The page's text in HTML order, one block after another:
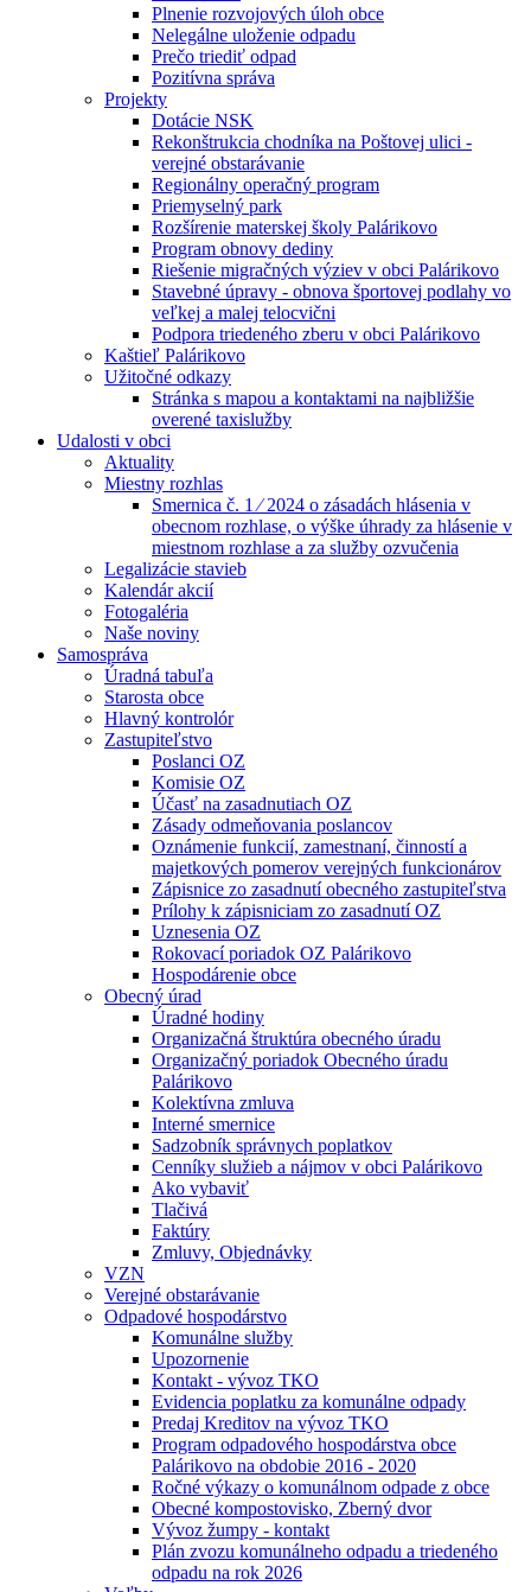
Plnenie rozvojových úloh obce
Nelegálne uloženie odpadu
Prečo triediť odpad
Pozitívna správa
Projekty
Dotácie NSK
Rekonštrukcia chodníka na Poštovej ulici -
verejné obstarávanie
Regionálny operačný program
Priemyselný park
Rozšírenie materskej školy Palárikovo
Program obnovy dediny
Riešenie migračných výziev v obci Palárikovo
Stavebné úpravy - obnova športovej podlahy vo
veľkej a malej telocvični
Podpora triedeného zberu v obci Palárikovo
Kaštieľ Palárikovo
Užitočné odkazy
Stránka s mapou a kontaktami na najbližšie
overené taxislužby
Udalosti v obci
Aktuality
Miestny rozhlas
Smernica č. 1 ⁄ 2024 o zásadách hlásenia v
obecnom rozhlase, o výške úhrady za hlásenie v
miestnom rozhlase a za služby ozvučenia
Legalizácie stavieb
Kalendár akcií
Fotogaléria
Naše noviny
Samospráva
Úradná tabuľa
Starosta obce
Hlavný kontrolór
Zastupiteľstvo
Poslanci OZ
Komisie OZ
Účasť na zasadnutiach OZ
Zásady odmeňovania poslancov
Oznámenie funkcií, zamestnaní, činností a
majetkových pomerov verejných funkcionárov
Zápisnice zo zasadnutí obecného zastupiteľstva
Prílohy k zápisniciam zo zasadnutí OZ
Uznesenia OZ
Rokovací poriadok OZ Palárikovo
Hospodárenie obce
Obecný úrad
Úradné hodiny
Organizačná štruktúra obecného úradu
Organizačný poriadok Obecného úradu
Palárikovo
Kolektívna zmluva
Interné smernice
Sadzobník správnych poplatkov
Cenníky služieb a nájmov v obci Palárikovo
Ako vybaviť
Tlačivá
Faktúry
Zmluvy, Objednávky
VZN
Verejné obstarávanie
Odpadové hospodárstvo
Komunálne služby
Upozornenie
Kontakt - vývoz TKO
Evidencia poplatku za komunálne odpady
Predaj Kreditov na vývoz TKO
Program odpadového hospodárstva obce
Palárikovo na obdobie 2016 - 2020
Ročné výkazy o komunálnom odpade z obce
Obecné kompostovisko, Zberný dvor
Vývoz žumpy - kontakt
Plán zvozu komunálneho odpadu a triedeného
odpadu na rok 2026